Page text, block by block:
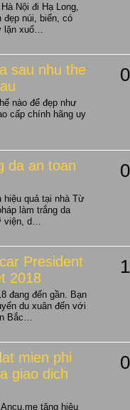
Nội đi Hạ Long,
núi, biển, có
lặn xuố…
sau nhu the
nào để đẹp như
cấp chính hãng uy
0
da an toan
hiệu quả tại nhà Từ
làm trắng da
viện, d…
0
President
2018
đang đến gần. Bạn
du xuân đến với
Bắc…
1
mien phi
giao dich
tặng hiệu
0